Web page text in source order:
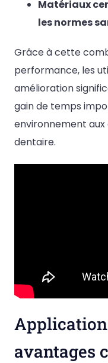
Matériaux
les normes
Grâce à cette
performance, les
amélioration
gain de temps
environnement
dentaire.
avantages